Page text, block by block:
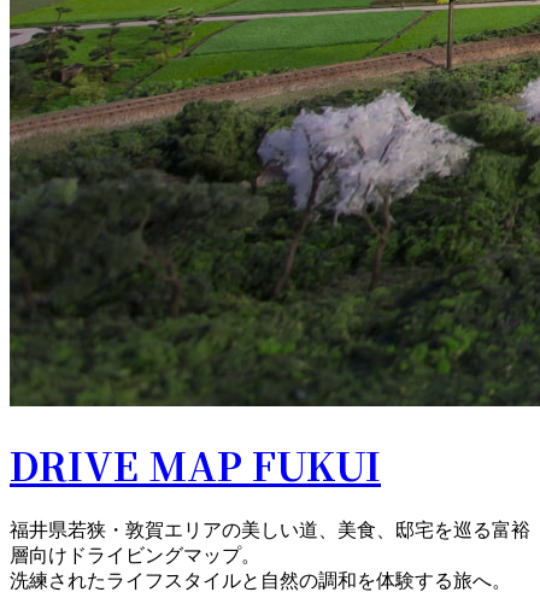
DRIVE MAP FUKUI
福井県若狭・敦賀エリアの美しい道、美食、邸宅を巡る富裕
層向けドライビングマップ。
洗練されたライフスタイルと自然の調和を体験する旅へ。